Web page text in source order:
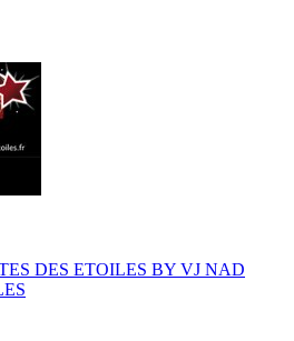
DES ETOILES BY VJ NAD